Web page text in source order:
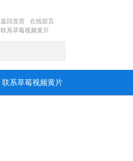
返回首页
在线留言
联系草莓视频黄片
联系草莓视频黄片